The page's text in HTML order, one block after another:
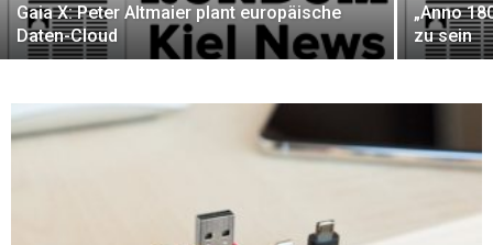
Gaia X: Peter Altmaier plant europäische
Daten-Cloud
„Anno
zu sein